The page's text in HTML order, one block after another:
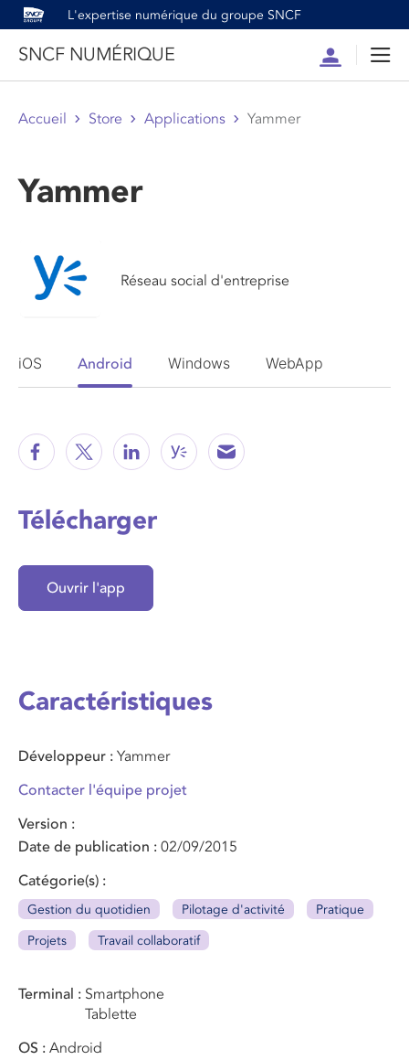
L'expertise numérique du groupe SNCF
SNCF NUMÉRIQUE
Compte
Accueil Store Applications Yammer
Yammer
Réseau social d'entreprise
iOS Android Windows WebApp
Télécharger
Ouvrir l'app
Caractéristiques
Développeur Yammer
Contacter l'équipe projet
Version
Date de publication
02/09/2015
Catégorie(s)
Gestion du quotidien Pilotage d'activité
Pratique
Projets
Travail collaboratif
Terminal
Smartphone
Tablette
OS
Android